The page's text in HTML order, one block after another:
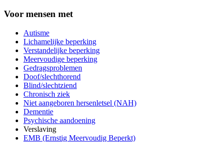
Voor mensen met
Autisme
Lichamelijke beperking
Verstandelijke beperking
Meervoudige beperking
Gedragsproblemen
Doof/slechthorend
Blind/slechtziend
Chronisch ziek
Niet aangeboren hersenletsel (NAH)
Dementie
Psychische aandoening
Verslaving
EMB (Ernstig Meervoudig Beperkt)